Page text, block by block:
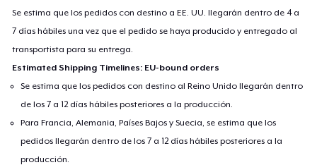
Se estima que los pedidos con destino a EE. UU. llegarán dentro de 4 a
7 días hábiles una vez que el pedido se haya producido y entregado al
transportista para su entrega.
Estimated Shipping Timelines: EU-bound orders
Se estima que los pedidos con destino al Reino Unido llegarán dentro
de los 7 a 12 días hábiles posteriores a la producción.
Para Francia, Alemania, Países Bajos y Suecia, se estima que los
pedidos llegarán dentro de los 7 a 12 días hábiles posteriores a la
producción.